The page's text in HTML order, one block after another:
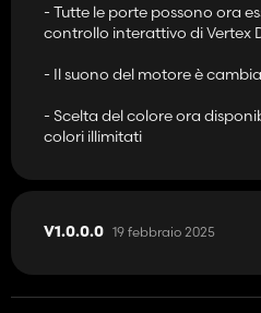
- Tutte le porte possono ora
controllo interattivo di Vertex
- Il suono del motore è
- Scelta del colore ora
colori illimitati
V1.0.0.0 19 febbraio 2025